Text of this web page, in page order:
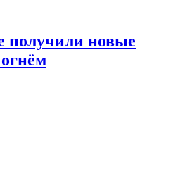
получили новые